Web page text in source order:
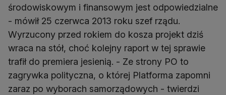
środowiskowym i finansowym jest odpowiedzialne
- mówił 25 czerwca 2013 roku szef rządu.
Wyrzucony przed rokiem do kosza projekt dziś
wraca na stół, choć kolejny raport w tej sprawie
trafił do premiera jesienią. - Ze strony PO to
zagrywka polityczna, o której Platforma zapomni
zaraz po wyborach samorządowych - twierdzi